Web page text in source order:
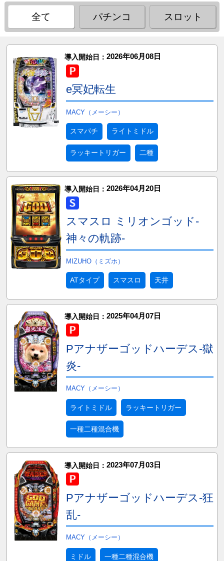
全て パチンコ スロット
導入開始日： 2026年06月08日
e冥妃転生
MACY（メーシー）
スマパチ ライトミドル
ラッキートリガー 二種
導入開始日： 2026年04月20日
スマスロ ミリオンゴッド-
神々の軌跡-
MIZUHO（ミズホ）
ATタイプ スマスロ 天井
導入開始日： 2025年04月07日
Pアナザーゴッドハーデス-獄
炎-
MACY（メーシー）
ライトミドル ラッキートリガー
一種二種混合機
導入開始日： 2023年07月03日
Pアナザーゴッドハーデス-狂
乱-
MACY（メーシー）
ミドル 一種二種混合機